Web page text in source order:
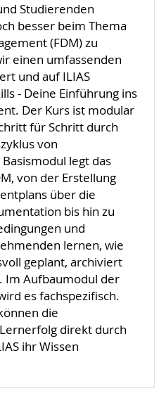
Studierenden
besser beim Thema
(FDM) zu
einen umfassenden
und auf ILIAS
- Deine Einführung ins
Der Kurs ist modular
für Schritt durch
von
legt das
von der Erstellung
über die
bis hin zu
und
lernen, wie
geplant, archiviert
Im Aufbaumodul der
es fachspezifisch.
die
direkt durch
ihr Wissen